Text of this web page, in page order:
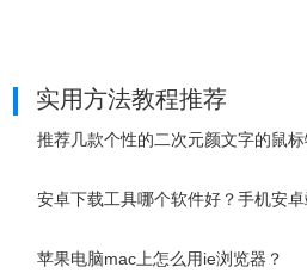
实用方法教程推荐
推荐几款个性的二次元颜文字的鼠
安卓下载工具哪个软件好？手机安
苹果电脑mac上怎么用ie浏览器？